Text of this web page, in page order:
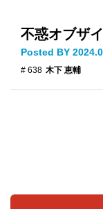
不惑オブザ
Posted BY
# 638 木下 恵輔